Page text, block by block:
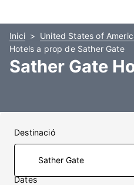
Inici
United States of
Hotels a prop de Sather Gate
Sather Gate
Destinació
Dates